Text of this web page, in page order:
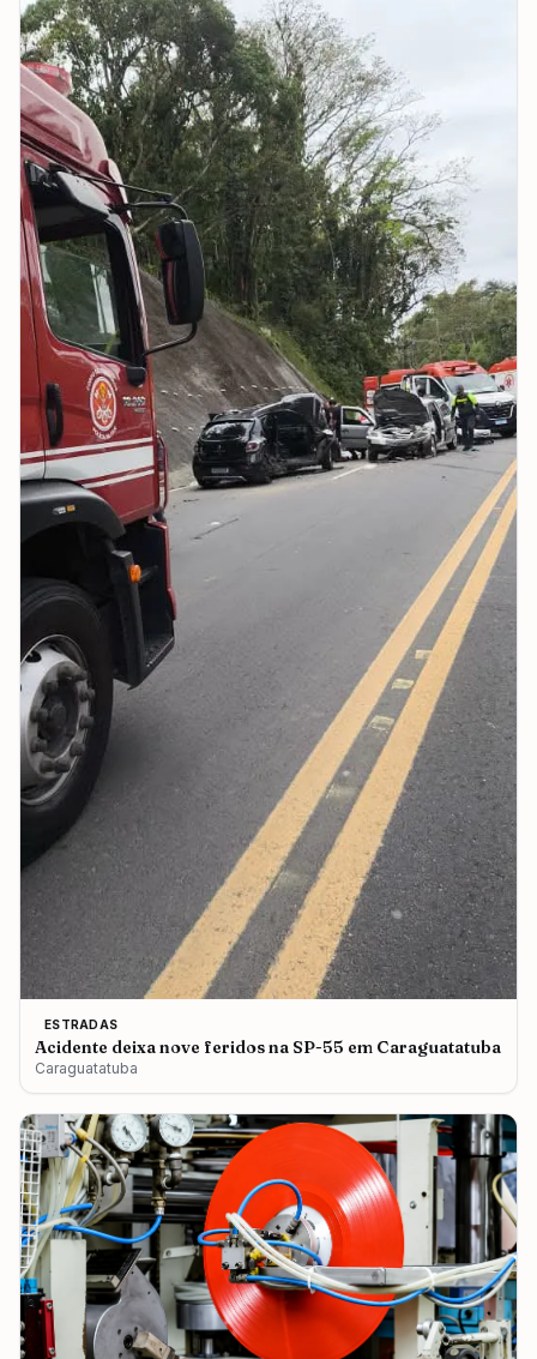
ESTRADAS
Acidente deixa nove feridos na SP-55 em Caraguatatuba
Caraguatatuba